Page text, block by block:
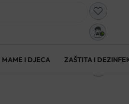
MAME I DJECA ZAŠTITA I